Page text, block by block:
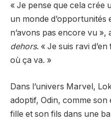
« Je pense que cela crée
un monde d’opportunités
n’avons pas encore vu »,
dehors. « Je suis ravi
où ça va. »
Dans l’univers Marvel,
adoptif, Odin, comme son
fille et son fils dans une